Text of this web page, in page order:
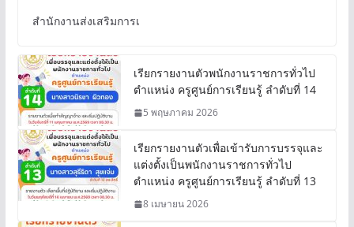
สำนักงานส่งเสริมการเ
เรียกรายงานตัวพนักงานราชการทั่วไป
ตำแหน่ง ครูศูนย์การเรียนรู้ ลำดับที่ 14
5 พฤษภาคม 2026
เรียกรายงานตัวเพื่อเข้ารับการบรรจุและ
แต่งตั้งเป็นพนักงานราชการทั่วไป
ตำแหน่ง ครูศูนย์การเรียนรู้ ลำดับที่ 13
8 เมษายน 2026